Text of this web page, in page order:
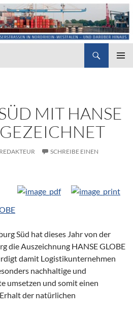
MIT HANSE
SCHREIBE EINEN
Süd hat dieses Jahr von der
die Auszeichnung HANSE GLOBE
damit Logistikunternehmen
nachhaltige und
umsetzen und somit einen
der natürlichen